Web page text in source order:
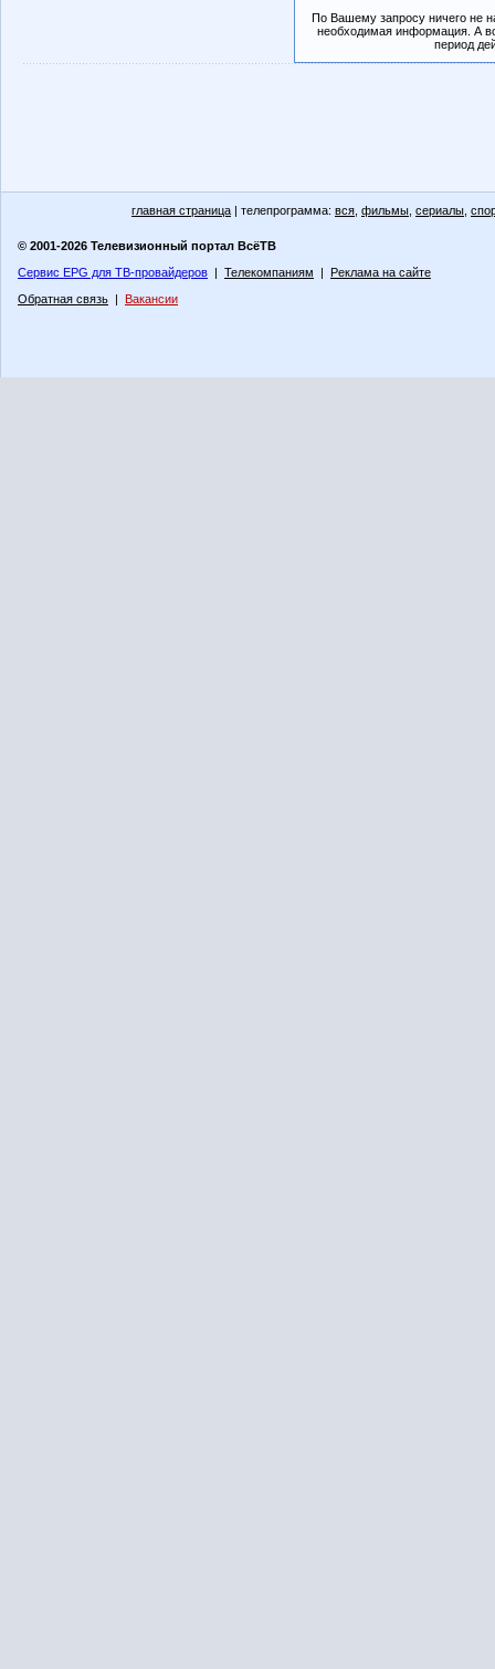
По Вашему запросу ничего не
необходимая информация. А
период
главная страница | телепрограмма: вся фильмы сериалы
© 2001-2026 Телевизионный портал ВсёТВ
Сервис EPG для ТВ-провайдеров | Телекомпаниям | Реклама на сайте
Обратная связь | Вакансии